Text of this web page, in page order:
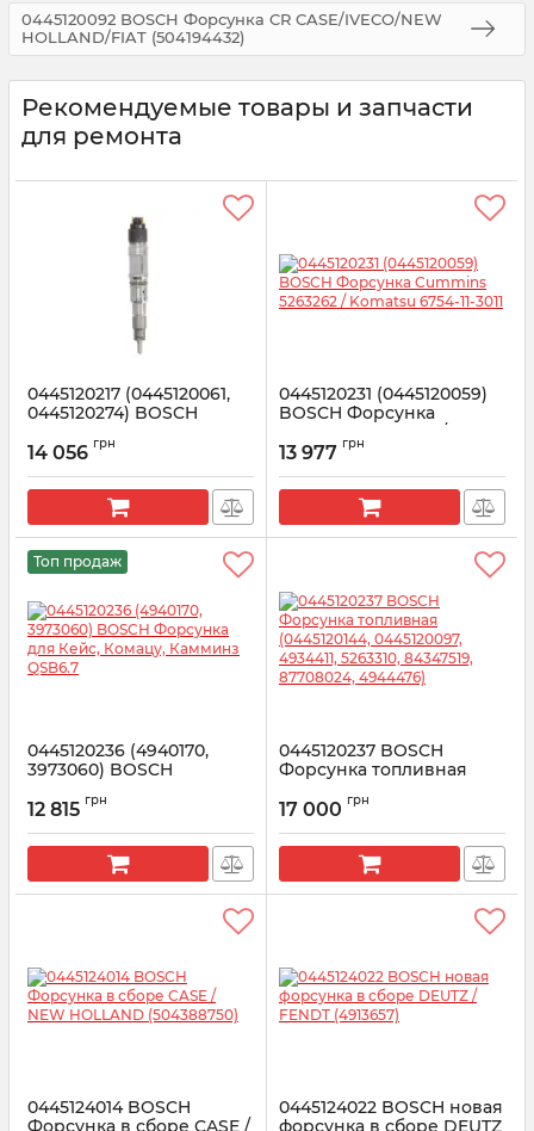
0445120092 BOSCH Форсунка CR CASE/IVECO/NEW
HOLLAND/FIAT (504194432)
Рекомендуемые товары и запчасти
для ремонта
0445120217 (0445120061,
0445120274) BOSCH
TGX
Артикул: 0445120217
14 056 грн
0445120231 (0445120059)
BOSCH Форсунка
Cummins 5263262 /
Komatsu 6754-11-3011
Артикул: 0445120231
13 977 грн
Топ продаж
0445120236 (4940170,
3973060) BOSCH
Комацу, Камминз QSB6.7
Артикул: 0445120236
12 815 грн
0445120237 BOSCH
Форсунка топливная
4934411, 5263310, 84347519,
Артикул: 0445120237
17 000 грн
0445124014 BOSCH
Форсунка в сборе CASE /
0445124022 BOSCH новая
форсунка в сборе DEUTZ